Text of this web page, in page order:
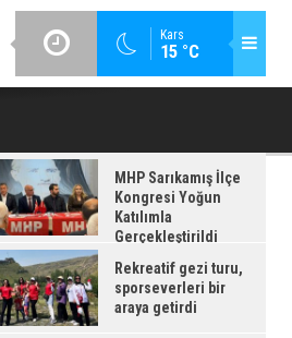
Kars
15 °C
GSB SPOR OKULLARI'NDA FUTBOL
MHP Sarıkamış İlçe
Kongresi Yoğun
Katılımla
Gerçekleştirildi
Rekreatif gezi turu,
sporseverleri bir
araya getirdi